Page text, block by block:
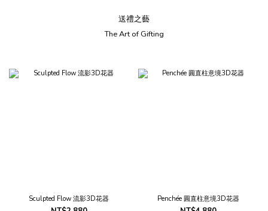
送禮之藝
The Art of Gifting
Sculpted Flow 流影3D花器 Penchée 圓直柱意境3D花器